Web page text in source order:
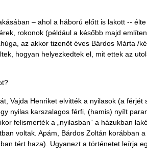
– ahol a háború előtt is lakott --
rokonok (például a később majd
az akkor tizenöt éves Bárdos Márta /
hogyan helyezkedtek el, mit ettek az
Vajda Henriket elvitték a nyilasok (a férjét
nyilas karszalagos férfi, (hamis) nyílt
felismerték a „nyilasban” a házukban
voltak. Apám, Bárdos Zoltán korábban
tért haza). Ugyanezt a történetet leírja